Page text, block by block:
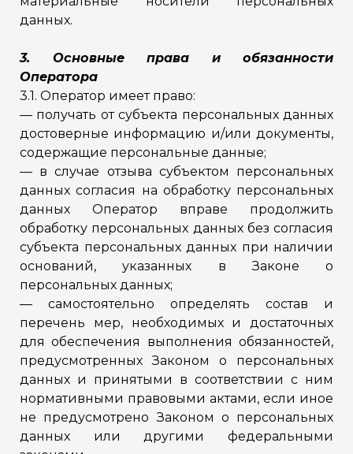
данных.
3. Основные права и обязанности
Оператора
3.1. Оператор имеет право:
— получать от субъекта персональных данных
достоверные информацию и/или документы,
содержащие персональные данные;
— в случае отзыва субъектом персональных
данных согласия на обработку персональных
данных Оператор вправе продолжить
обработку персональных данных без согласия
субъекта персональных данных при наличии
оснований, указанных в Законе о
персональных данных;
— самостоятельно определять состав и
перечень мер, необходимых и достаточных
для обеспечения выполнения обязанностей,
предусмотренных Законом о персональных
данных и принятыми в соответствии с ним
нормативными правовыми актами, если иное
не предусмотрено Законом о персональных
данных или другими федеральными